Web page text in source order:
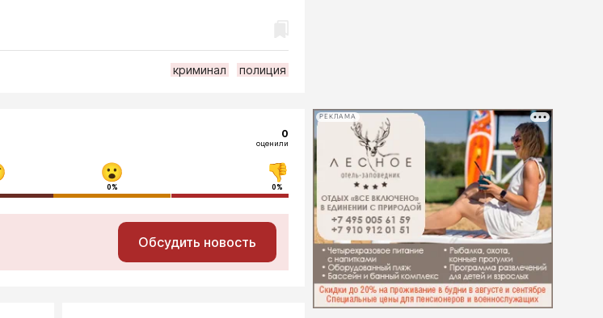
криминал полиция
0
оценили
0% 0%
Обсудить новость
РЕКЛАМА